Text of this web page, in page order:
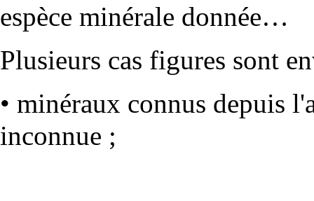
espèce minérale donnée…
Plusieurs cas figures sont
• minéraux connus depuis
inconnue ;